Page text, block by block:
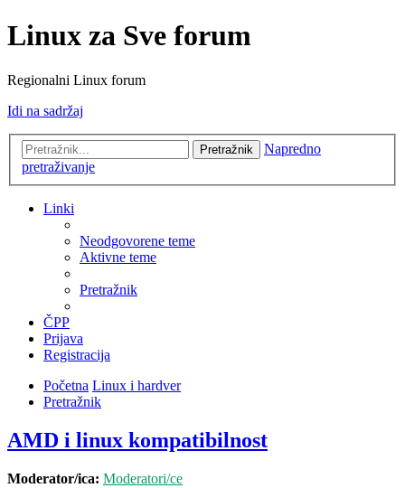
Linux za Sve forum
Regionalni Linux forum
Idi na sadržaj
Pretražnik
Napredno
pretraživanje
Linki
Neodgovorene teme
Aktivne teme
Pretražnik
ČPP
Prijava
Registracija
Početna Linux i hardver
Pretražnik
AMD i linux kompatibilnost
Moderator/ica: Moderatori/ce